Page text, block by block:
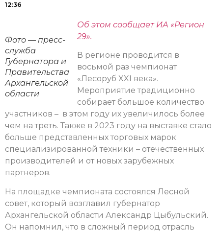
12:36
Фото — пресс-
служба
Губернатора и
Правительства
Архангельской
области
Об этом сообщает ИА «Регион
29».
В регионе проводится в
восьмой раз чемпионат
«Лесоруб XXI века».
Мероприятие традиционно
собирает большое количество
участников – в этом году их увеличилось более
чем на треть. Также в 2023 году на выставке стало
больше представленных торговых марок
специализированной техники – отечественных
производителей и от новых зарубежных
партнеров.
На площадке чемпионата состоялся Лесной
совет, который возглавил губернатор
Архангельской области Александр Цыбульский.
Он напомнил, что в сложный период отрасль